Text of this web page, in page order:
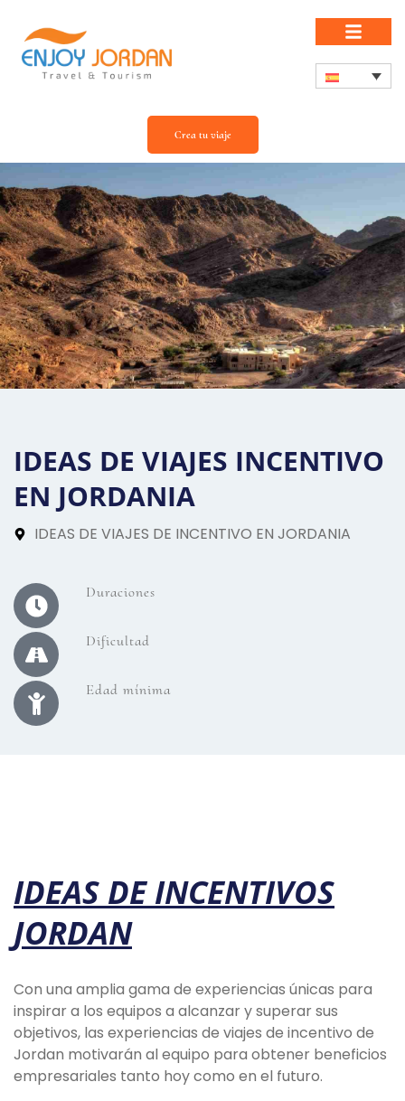
Crea tu viaje
IDEAS DE VIAJES INCENTIVO
EN JORDANIA
IDEAS DE VIAJES DE INCENTIVO EN JORDANIA
Duraciones
Dificultad
Edad mínima
IDEAS DE INCENTIVOS
JORDAN
Con una amplia gama de experiencias únicas para
inspirar a los equipos a alcanzar y superar sus
objetivos, las experiencias de viajes de incentivo de
Jordan motivarán al equipo para obtener beneficios
empresariales tanto hoy como en el futuro.